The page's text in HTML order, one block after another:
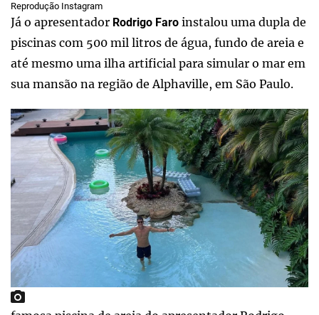
Reprodução Instagram
Já o apresentador Rodrigo Faro instalou uma dupla de
piscinas com 500 mil litros de água, fundo de areia e
até mesmo uma ilha artificial para simular o mar em
sua mansão na região de Alphaville, em São Paulo.